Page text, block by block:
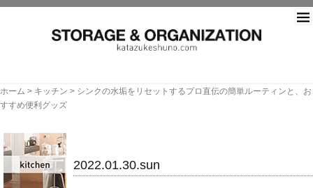
ホーム > キッチン > シンクの水垢をリセットするプロ直伝の簡単ルーティンと、お
すすめ便利グッズ
2022.01.30.sun